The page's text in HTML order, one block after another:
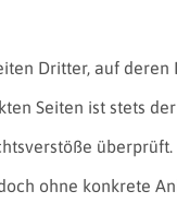
Dritter, auf
Seiten ist stets
ohne konkrete